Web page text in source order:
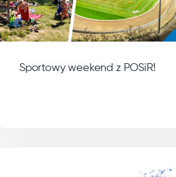
Sportowy weekend z POSiR!